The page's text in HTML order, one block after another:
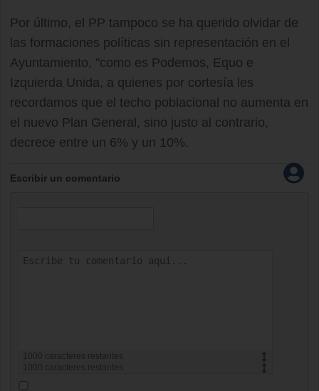
Por último, el PP tampoco se ha querido olvidar de
las formaciones políticas sin representación en el
Ayuntamiento, "como es Podemos, Equo e
Izquierda Unida, a quienes por cortesía les
recordamos que el techo poblacional no aumenta en
el nuevo Plan General, sino justo al contrario,
decrece entre un 6% y un 10%.
Escribir un comentario
caracteres restantes
caracteres restantes